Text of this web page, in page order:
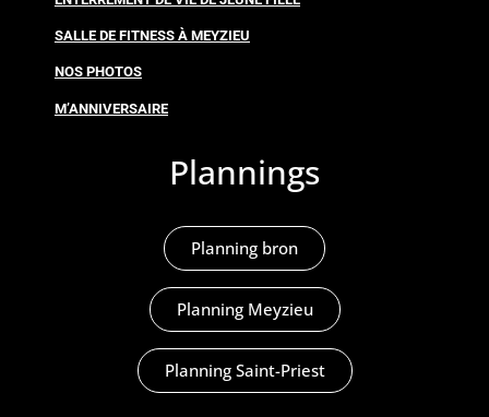
SALLE DE FITNESS À MEYZIEU
NOS PHOTOS
M’ANNIVERSAIRE
Plannings
Planning bron
Planning Meyzieu
Planning Saint-Priest